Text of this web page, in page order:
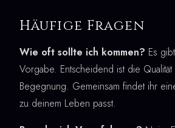
Häufige Fragen
Wie oft sollte ich kommen? Es
Vorgabe. Entscheidend ist die
Begegnung. Gemeinsam findet ihr
zu deinem Leben passt.